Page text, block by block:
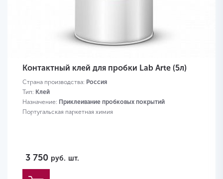
Контактный клей для пробки Lab Arte (5л)
Страна производства: Россия
Тип: Клей
Назначение: Приклеивание пробковых покрытий
Португальская паркетная химия
3 750 руб. шт.